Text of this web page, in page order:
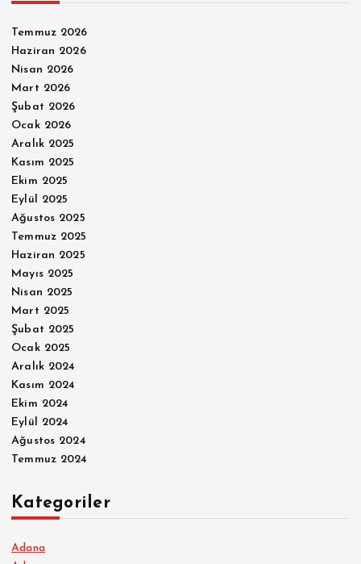
Temmuz 2026
Haziran 2026
Nisan 2026
Mart 2026
Şubat 2026
Ocak 2026
Aralık 2025
Kasım 2025
Ekim 2025
Eylül 2025
Ağustos 2025
Temmuz 2025
Haziran 2025
Mayıs 2025
Nisan 2025
Mart 2025
Şubat 2025
Ocak 2025
Aralık 2024
Kasım 2024
Ekim 2024
Eylül 2024
Ağustos 2024
Temmuz 2024
Kategoriler
Adana